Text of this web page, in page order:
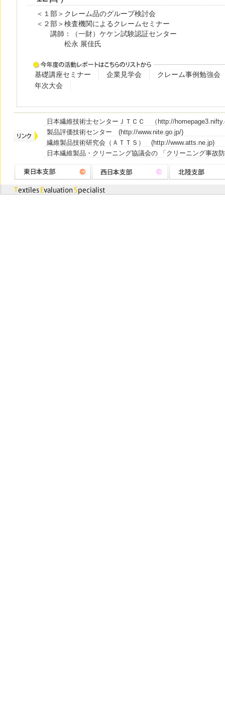
＜１部＞クレーム品のグループ検討会
＜２部＞検査機関によるクレームセミナー
講師：（一財）ケケン試験認証センター
松永 展佳氏
基礎講座セミナー 企業見学会
クレーム事例勉強会
年次大会
日本繊維技術士センターＪＴＣＣ （http://
製品評価技術センター (http://www.nite.go.jp/)
繊維製品技術研究会（ＡＴＴＳ） (http://www.atts.ne.jp)
日本繊維製品・クリーニング協議会の 「クリーニング事